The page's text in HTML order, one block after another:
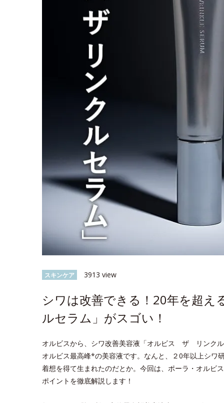
スキンケア 3913 view
シワは改善できる！20年を超
ルセラム」がスゴい！
オルビスから、シワ改善美容液「オルビス ザ リンク
オルビス最高峰*の美容液です。なんと、２0年以上シワ
着想を得て生まれたのだとか。今回は、ポーラ・オルビ
ポイントを徹底解説します！